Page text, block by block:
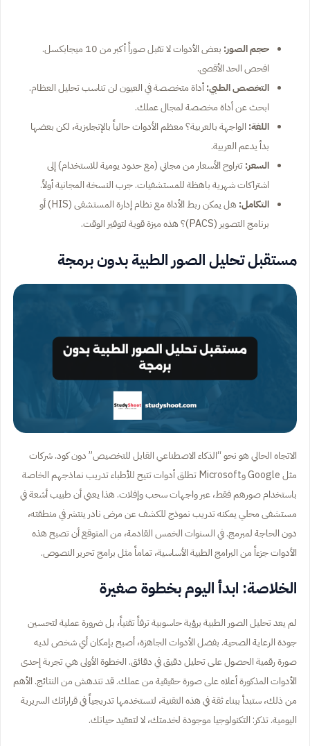
حجم الصور:
بعض الأدوات لا تقبل صوراً أكبر من 10 ميجابكسل.
افحص الحد الأقصى.
التخصص الطبي:أداة متخصصة في العيون لن تناسب تحليل العظام.
ابحث عن أداة مخصصة لمجال عملك.
اللغة: الواجهة بالعربية؟ معظم الأدوات حالياً بالإنجليزية، لكن بعضها
بدأ يدعم العربية.
السعر:تتراوح الأسعار من مجاني (مع حدود يومية للاستخدام) إلى
اشتراكات شهرية باهظة للمستشفيات. جرب النسخة المجانية أولاً.
التكامل:
هل يمكن ربط الأداة مع نظام إدارة المستشفى (HIS) أو
برنامج التصوير (PACS)؟ هذه ميزة قوية لتوفير الوقت.
مستقبل تحليل الصور الطبية بدون برمجة
الاتجاه الحالي هو نحو “الذكاء الاصطناعي القابل للتخصيص” دون كود. شركات
مثل Google وMicrosoft تطلق أدوات تتيح للأطباء تدريب نماذجهم الخاصة
باستخدام صورهم فقط، عبر واجهات سحب وإفلات. هذا يعني أن طبيب أشعة في
مستشفى محلي يمكنه تدريب نموذج للكشف عن مرض نادر ينتشر في منطقته،
دون الحاجة لمبرمج. في السنوات الخمس القادمة، من المتوقع أن تصبح هذه
الأدوات جزءاً من البرامج الطبية الأساسية، تماماً مثل برامج تحرير النصوص.
الخلاصة: ابدأ اليوم بخطوة صغيرة
لم يعد تحليل الصور الطبية برؤية حاسوبية ترفاً تقنياً، بل ضرورة عملية لتحسين
جودة الرعاية الصحية. بفضل الأدوات الجاهزة، أصبح بإمكان أي شخص لديه
صورة رقمية الحصول على تحليل دقيق في دقائق. الخطوة الأولى هي تجربة إحدى
الأدوات المذكورة أعلاه على صورة حقيقية من عملك. قد تندهش من النتائج. الأهم
من ذلك، ستبدأ ببناء ثقة في هذه التقنية، لتستخدمها تدريجياً في قراراتك السريرية
اليومية. تذكر: التكنولوجيا موجودة لخدمتك، لا لتعقيد حياتك.